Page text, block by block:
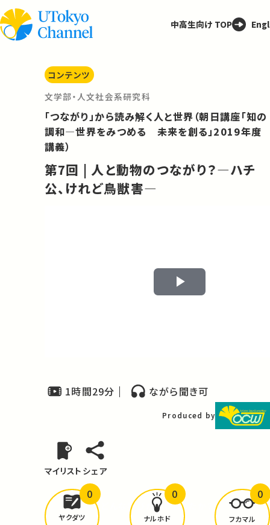
中高生向け TOP
コンテンツ
文学部・人文社会系研究科
「つながり」から読み解く人と世界（朝日講座「知の
調和―世界をみつめる 未来を創る」2019年度
講義）
第7回 | 人と動物のつながり？―ハチ
公、けれど鳥獣害―
Play
1時間29分 ながら聞き可
Produced by
マイリスト シェア
どんな学びがありましたか？
ヤクダツ
0
ナルホド
0
フカマル
0